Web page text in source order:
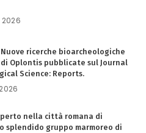
Nuove ricerche bioarcheologiche
Oplontis pubblicate sul Journal
Science: Reports.
nella città romana di
splendido gruppo marmoreo di